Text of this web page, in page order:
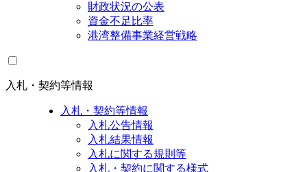
財政状況の公表
資金不足比率
港湾整備事業経営戦略
入札・契約等情報
入札・契約等情報
入札公告情報
入札結果情報
入札に関する規則等
入札・契約に関する様式